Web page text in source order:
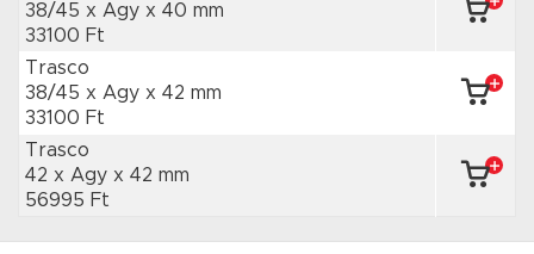
38/45 x Agy x 40 mm
33100 Ft
Trasco
38/45 x Agy x 42 mm
33100 Ft
Trasco
42 x Agy x 42 mm
56995 Ft